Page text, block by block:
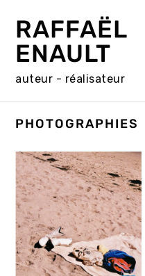
RAFFAËL
ENAULT
auteur - réalisateur
PHOTOGRAPHIES